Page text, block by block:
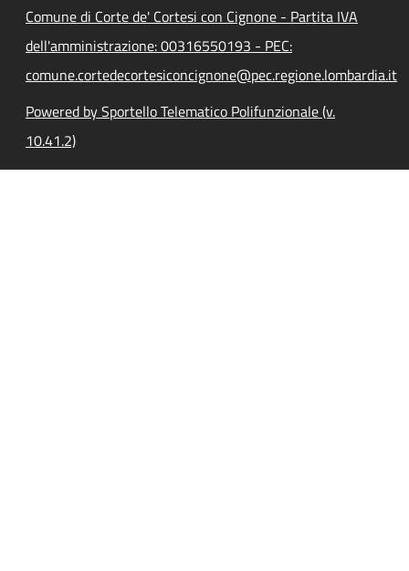
Comune di Corte de' Cortesi con Cignone - Partita IVA
dell'amministrazione: 00316550193 - PEC:
comune.cortedecortesiconcignone@pec.regione.lombardia.it
Powered by Sportello Telematico Polifunzionale (v.
10.41.2)